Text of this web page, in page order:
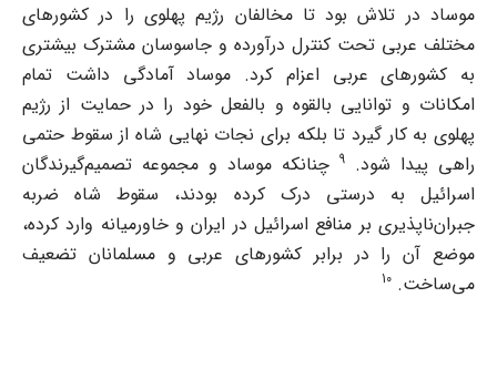
موساد در تلاش بود تا مخالفان رژیم پهلوی را در کشورهای
مختلف عربی تحت کنترل درآورده و جاسوسان مشترک بیشتری
به کشورهای عربی اعزام کرد. موساد آمادگی داشت تمام
امکانات و توانایی بالقوه و بالفعل خود را در حمایت از رژیم
پهلوی به کار گیرد تا بلکه برای نجات نهایی شاه از سقوط حتمی
راهی پیدا شود. 9 چنانکه موساد و مجموعه تصمیم‌گیرندگان
اسرائیل به درستی درک کرده بودند، سقوط شاه ضربه
جبران‌ناپذیری بر منافع اسرائیل در ایران و خاورمیانه وارد کرده،
موضع آن را در برابر کشورهای عربی و مسلمانان تضعیف
می‌ساخت. 10